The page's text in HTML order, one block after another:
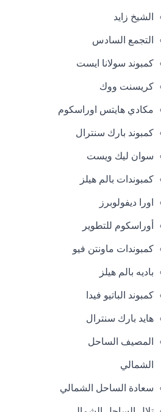
الشيخ زايد
التجمع السادس
كمبوند سولانا ايست
كريسنت ووك
مكادي هايتس اوراسكوم
كمبوند بارك سنترال
سوان ليك ويست
كمبوندات بالم هيلز
اورا ديفولوبرز
أوراسكوم للتطوير
كمبوندات ماونتن فيو
باديه بالم هيلز
كمبوند الباتيو فيدا
هايد بارك سنترال
المصيف الساحل
الشمالي
سعادة الساحل الشمالي